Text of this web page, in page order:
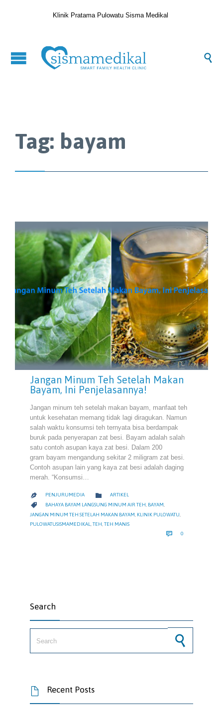
Klinik Pratama Pulowatu Sisma Medikal

Tag: bayam
Jangan Minum Teh Setelah Makan
Bayam, Ini Penjelasannya!
Jangan minum teh setelah makan bayam, manfaat teh
untuk kesehatan memang tidak lagi diragukan. Namun
salah waktu konsumsi teh ternyata bisa berdampak
buruk pada penyerapan zat besi. Bayam adalah salah
satu contoh asupan kaya zat besi. Dalam 200
gram bayam mengandung sekitar 2 miligram zat besi.
Contoh asupan lain yang kaya zat besi adalah daging
merah. “Konsumsi…
 PENJURUMEDIA  CATEGORY
ARTIKEL
 CATEGORY
BAHAYA BAYAM LANGSUNG MINUM AIR TEH, BAYAM,
JANGAN MINUM TEH SETELAH MAKAN BAYAM KLINIK PULOWATU
PULOWATUSISMAMEDIKAL
TEH TEH MANIS
 0
Search
 Recent Posts